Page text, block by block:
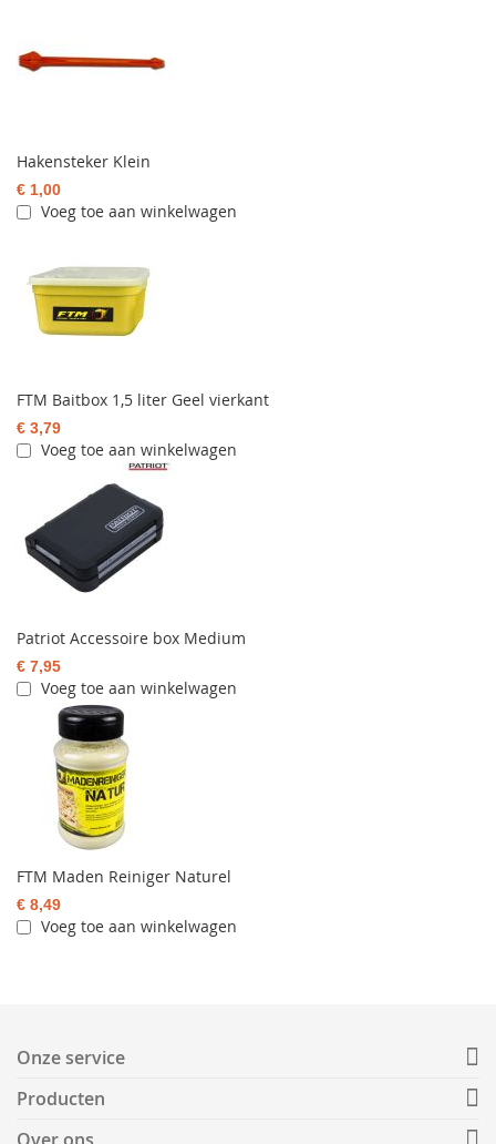
Hakensteker Klein
€ 1,00
Voeg toe aan winkelwagen
FTM Baitbox 1,5 liter Geel vierkant
€ 3,79
Voeg toe aan winkelwagen
Patriot Accessoire box Medium
€ 7,95
Voeg toe aan winkelwagen
FTM Maden Reiniger Naturel
€ 8,49
Voeg toe aan winkelwagen
Onze service
Producten